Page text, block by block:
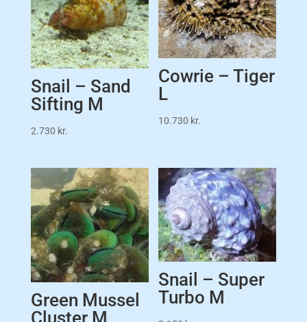
Snail – Sand
Sifting M
2.730 kr.
Cowrie – Tiger
L
10.730 kr.
Green Mussel
Cluster M
Snail – Super
Turbo M